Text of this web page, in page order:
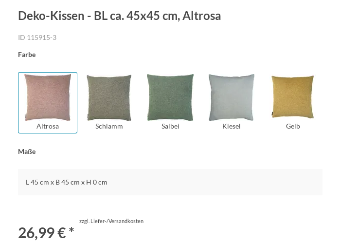
Deko-Kissen - BL ca. 45x45 cm, Altrosa
ID 115915-3
Farbe
Altrosa Schlamm Salbei Kiesel Gelb
Maße
L 45 cm x B 45 cm x H 0 cm
26,99 € *
zzgl. Liefer-/Versandkosten